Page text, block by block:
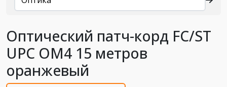
Оптический патч-корд FC/ST
UPC OM4 15 метров
оранжевый